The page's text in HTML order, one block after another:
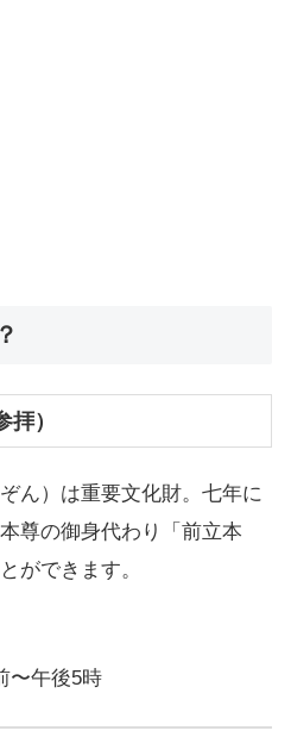
）
ん）は重要文化財。七年に
尊の御身代わり「前立本
ができます。
〜午後5時